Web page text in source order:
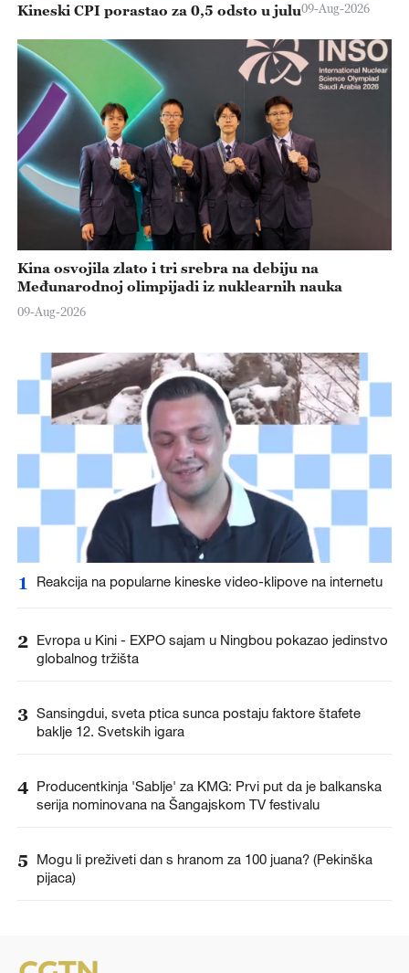
Kineski CPI porastao za 0,5 odsto u julu09-Aug-2026
Kina osvojila zlato i tri srebra na debiju na
Međunarodnoj olimpijadi iz nuklearnih nauka
09-Aug-2026
1 Reakcija na popularne kineske video-klipove na internetu
2 Evropa u Kini - EXPO sajam u Ningbou pokazao jedinstvo
globalnog tržišta
3 Sansingdui, sveta ptica sunca postaju faktore štafete
baklje 12. Svetskih igara
4 Producentkinja 'Sablje' za KMG: Prvi put da je balkanska
serija nominovana na Šangajskom TV festivalu
5
Mogu li preživeti dan s hranom za 100 juana? (Pekinška
pijaca)